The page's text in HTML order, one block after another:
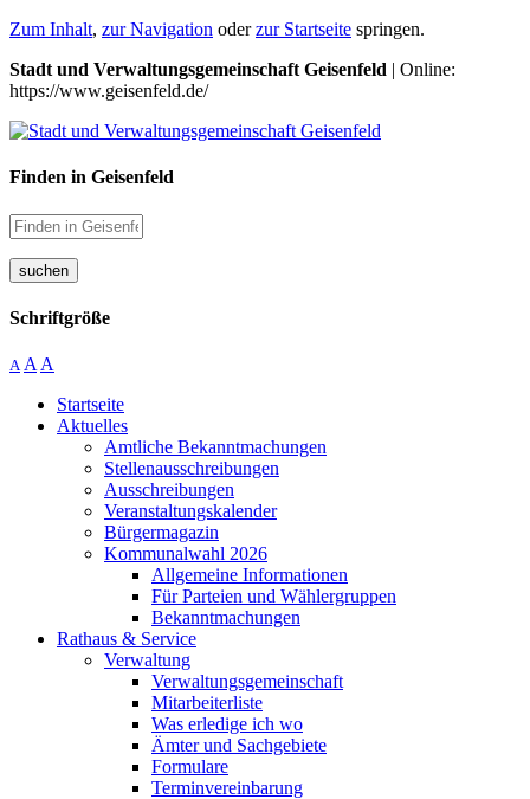
Zum Inhalt, zur Navigation oderzur Startseite springen.
Stadt und Verwaltungsgemeinschaft Geisenfeld | Online:
https://www.geisenfeld.de/
Finden in Geisenfeld
suchen
Schriftgröße
A A A
Startseite
Aktuelles
Amtliche Bekanntmachungen
Stellenausschreibungen
Ausschreibungen
Veranstaltungskalender
Bürgermagazin
Kommunalwahl 2026
Allgemeine Informationen
Für Parteien und Wählergruppen
Bekanntmachungen
Rathaus & Service
Verwaltung
Verwaltungsgemeinschaft
Mitarbeiterliste
Was erledige ich wo
Ämter und Sachgebiete
Formulare
Terminvereinbarung